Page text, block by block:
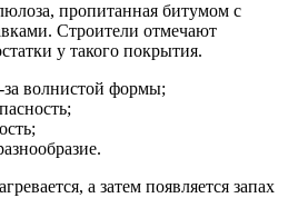
пропитанная битумом с
Строители отмечают
у такого покрытия.
волнистой формы;
а затем появляется запах